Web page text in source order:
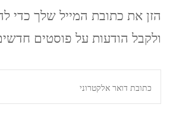
הזן את כתובת המייל שלך כדי
ולקבל הודעות על פוסטים
דואר